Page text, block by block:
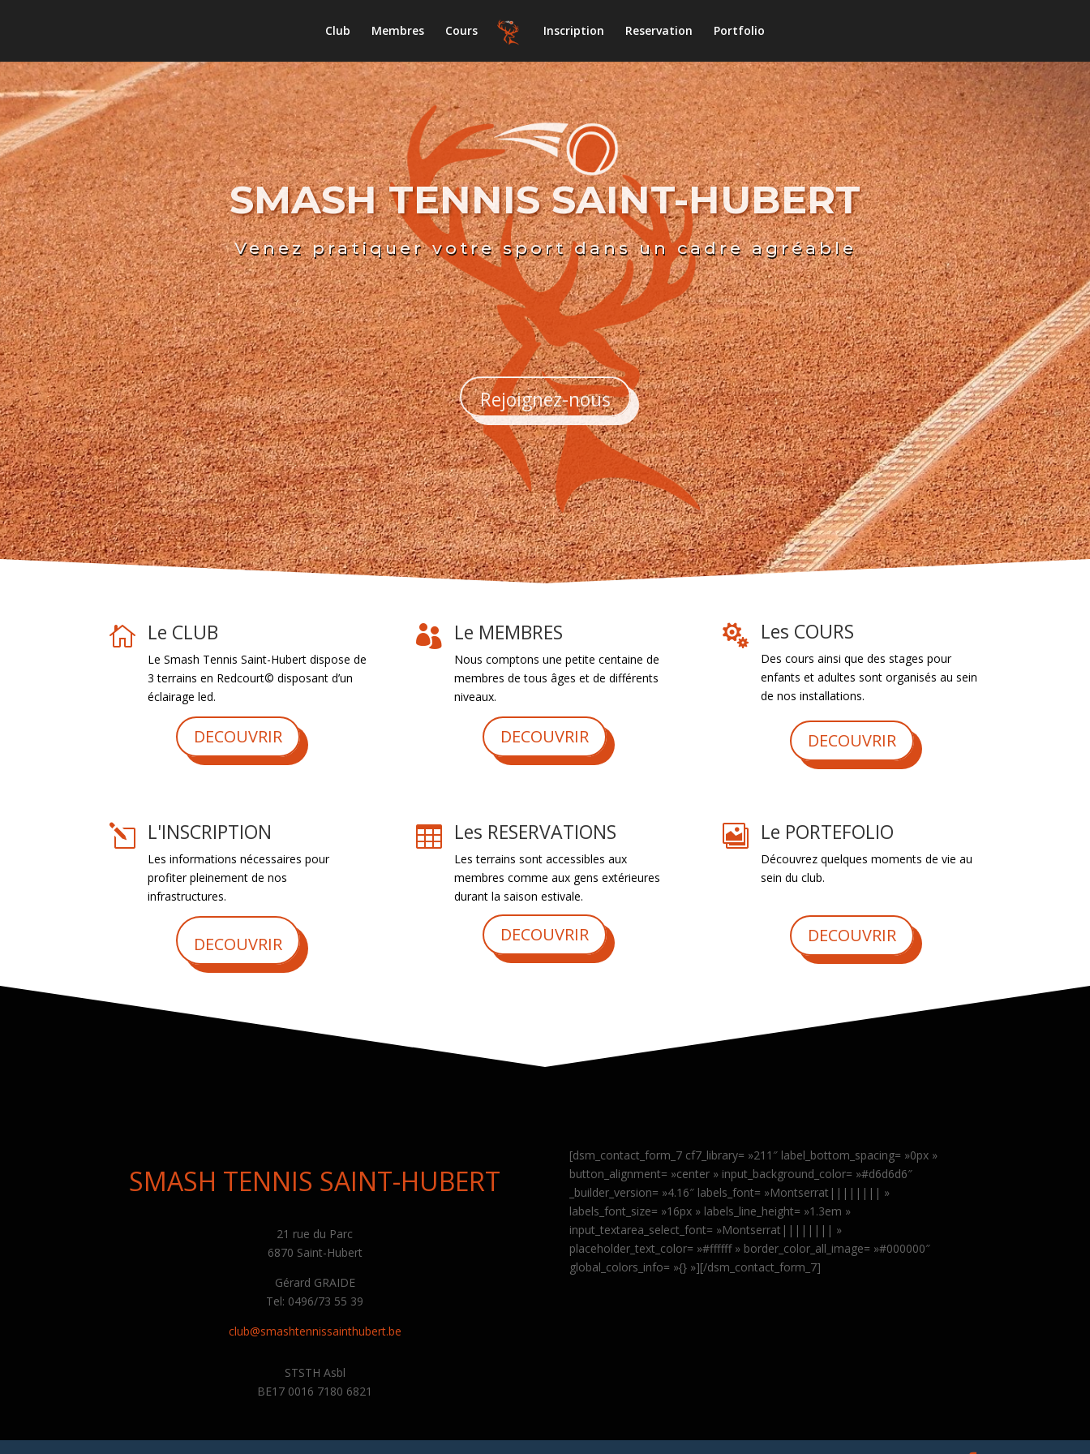
Club Membres Cours Inscription Reservation Portfolio
SMASH TENNIS SAINT-HUBERT
Venez pratiquer votre sport dans un cadre agréable
Rejoignez-nous
 Le CLUB
Le Smash Tennis Saint-Hubert dispose de
3 terrains en Redcourt© disposant d’un
éclairage led.
DECOUVRIR
 Le MEMBRES
Nous comptons une petite centaine de
membres de tous âges et de différents
niveaux.
DECOUVRIR
 Les COURS
Des cours ainsi que des stages pour
enfants et adultes sont organisés au sein
de nos installations.
DECOUVRIR
l L'INSCRIPTION
Les informations nécessaires pour
profiter pleinement de nos
infrastructures.
DECOUVRIR
 Les RESERVATIONS
Les terrains sont accessibles aux
membres comme aux gens extérieures
durant la saison estivale.
DECOUVRIR
 Le PORTEFOLIO
Découvrez quelques moments de vie au
sein du club.
DECOUVRIR
SMASH TENNIS SAINT-HUBERT
21 rue du Parc
6870 Saint-Hubert
Gérard GRAIDE
Tel: 0496/73 55 39
club@smashtennissainthubert.be
STSTH Asbl
BE17 0016 7180 6821
[dsm_contact_form_7 cf7_library= »211″ label_bottom_spacing= »0px »
button_alignment= »center » input_background_color= »#d6d6d6″
_builder_version= »4.16″ labels_font= »Montserrat|||||||| »
labels_font_size= »16px » labels_line_height= »1.3em »
input_textarea_select_font= »Montserrat|||||||| »
placeholder_text_color= »#ffffff » border_color_all_image= »#000000″
global_colors_info= »{} »][/dsm_contact_form_7]